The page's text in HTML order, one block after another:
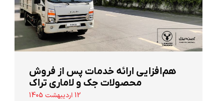
هم‌افزایی ارائه خدمات پس از فروش
محصولات جک و لاماری تراک
12 اردیبهشت 1405